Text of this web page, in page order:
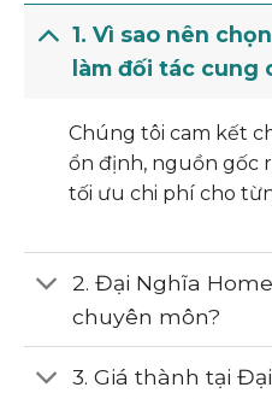
1. Vì sao nên
làm đối tác cung
Chúng tôi cam kết
ổn định, nguồn gốc
tối ưu chi phí cho
2. Đại Nghĩa
chuyên môn?
3. Giá thành tại